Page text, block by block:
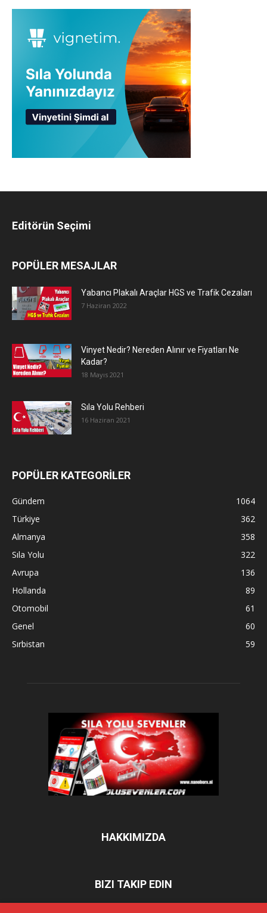
Editörün Seçimi
POPÜLER MESAJLAR
Yabancı Plakalı Araçlar HGS ve Trafik Cezaları
7 Haziran 2022
Vinyet Nedir? Nereden Alınır ve Fiyatları Ne
Kadar?
18 Mayıs 2021
Sıla Yolu Rehberi
16 Haziran 2021
POPÜLER KATEGORİLER
Gündem
1064
Türkiye
362
Almanya
358
Sıla Yolu
322
Avrupa
136
Hollanda
89
Otomobil
61
Genel
60
Sırbistan
59
HAKKIMIZDA
BIZI TAKIP EDIN